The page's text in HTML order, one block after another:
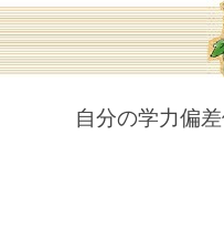
自分の学力偏